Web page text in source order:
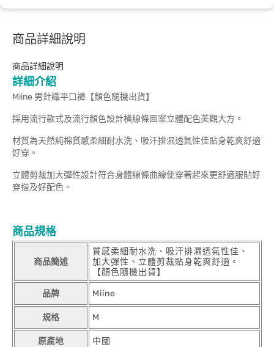
商品詳細說明
商品詳細說明
詳細介紹
Miine 男針織平口褲【顏色隨機出貨】
採用流行款式及流行顏色設計橫線條圖案立體配色美觀大方。
材質為天然純棉質感柔細耐水洗、吸汗排濕透氣性佳貼身乾爽舒適
好穿。
立體剪裁加大彈性設計符合身體線條曲線使穿著起來更舒適服貼好
穿搭及好配色。
商品規格
商品簡述
質感柔細耐水洗、吸汗排濕透氣性佳、
加大彈性、立體剪裁貼身乾爽舒適。
【顏色隨機出貨】
品牌 Miine
規格 M
原產地 中國